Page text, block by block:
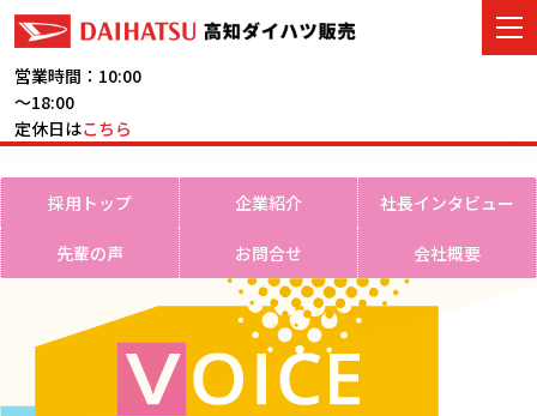
営業時間：10:00
～18:00
定休日はこちら
展示車・試乗車
店舗情報
ご購入者サポート
アフターサービス
採用トップ 企業紹介 社長インタビュー
先輩の声 お問合せ 会社概要